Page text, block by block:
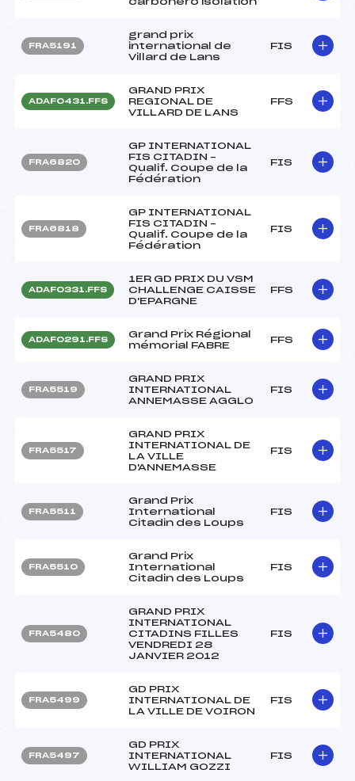
FRA5191
grand prix
international de
Villard de Lans
FIS
ADAF0431.FFS
GRAND PRIX
REGIONAL DE
VILLARD DE LANS
FFS
FRA6820
GP INTERNATIONAL
FIS CITADIN –
Qualif. Coupe de la
Fédération
FIS
FRA6818
GP INTERNATIONAL
FIS CITADIN –
Qualif. Coupe de la
Fédération
FIS
ADAF0331.FFS
1ER GD PRIX DU VSM
CHALLENGE CAISSE
D'EPARGNE
FFS
ADAF0291.FFS
Grand Prix Régional
mémorial FABRE
FFS
FRA5519
GRAND PRIX
INTERNATIONAL
ANNEMASSE AGGLO
FIS
FRA5517
GRAND PRIX
INTERNATIONAL DE
LA VILLE
D'ANNEMASSE
FIS
FRA5511
Grand Prix
International
Citadin des Loups
FIS
FRA5510
Grand Prix
International
Citadin des Loups
FIS
FRA5480
GRAND PRIX
INTERNATIONAL
CITADINS FILLES
VENDREDI 28
JANVIER 2012
FIS
FRA5499
GD PRIX
INTERNATIONAL DE
LA VILLE DE VOIRON
FIS
FRA5497
GD PRIX
INTERNATIONAL
WILLIAM GOZZI
FIS